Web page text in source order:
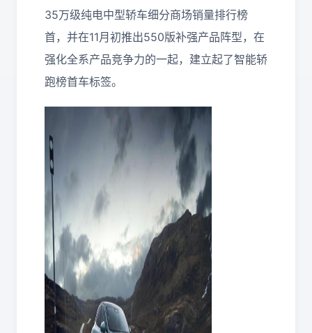
35万级纯电中型轿车细分商场销量排行榜
首，并在11月初推出550版补强产品阵型，在
强化全系产品竞争力的一起，建立起了智能轿
跑榜首车标签。